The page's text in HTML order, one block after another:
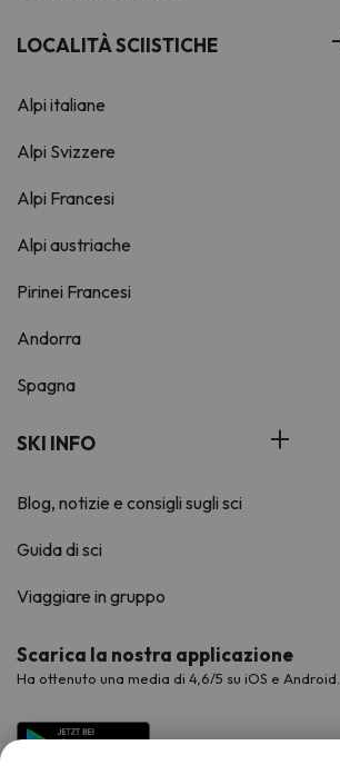
LOCALITÀ SCIISTICHE
Alpi italiane
Alpi Svizzere
Alpi Francesi
Alpi austriache
Pirinei Francesi
Andorra
Spagna
SKI INFO
Blog, notizie e consigli sugli sci
Guida di sci
Viaggiare in gruppo
Scarica la nostra applicazione
Ha ottenuto una media di 4,6/5 su iOS e Android.